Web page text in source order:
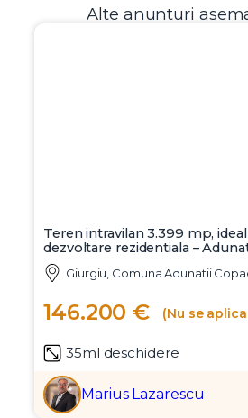
Alte anunturi
Teren intravilan 3.399 mp,
dezvoltare rezidentiala –
Giurgiu, Comuna Adunatii
146.200 € (Nu se aplica
35ml deschidere
Marius Lazarescu